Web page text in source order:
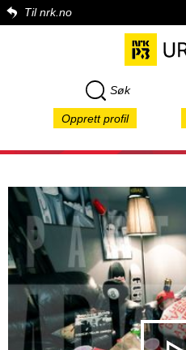
Til nrk.no
Søk
Opprett profil